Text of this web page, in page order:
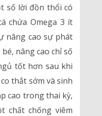
số lời đồn thổi có
chứa Omega 3 ít
nâng cao sự phát
nâng cao chỉ số
tốt hơn sau khi
thắt sớm và sinh
cao trong thai kỳ,
chất chống viêm